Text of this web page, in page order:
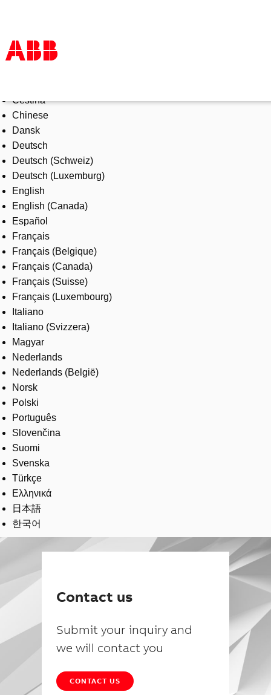
Products & Solutions
Industries
Services
About us
Where to buy
Contact us
Careers
Čeština
Chinese
Dansk
Deutsch
Deutsch (Schweiz)
Deutsch (Luxemburg)
English
English (Canada)
Español
Français
Français (Belgique)
Français (Canada)
Français (Suisse)
Français (Luxembourg)
Italiano
Italiano (Svizzera)
Magyar
Nederlands
Nederlands (België)
Norsk
Polski
Português
Slovenčina
Suomi
Svenska
Türkçe
Ελληνικά
日本語
한국어
Contact us
Submit your inquiry and
we will contact you
CONTACT US